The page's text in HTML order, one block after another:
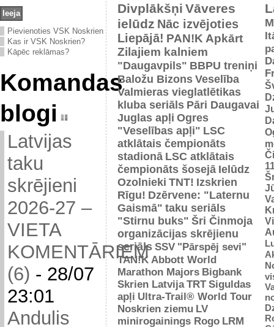
Pievienoties VSK Noskrien
Kas ir VSK Noskrien?
Kāpēc reklāmas?
Komandas
blogi
Latvijas
taku
skrējieni
2026-27 –
VIETA
KOMENTĀRIEM
(6) - 28/07
23:01
Andulis
Divplākšņi Vāveres
ielūdz Nāc izvējoties
Liepājā! PAN!K Apkārt
Zilajiem kalniem
"Daugavpils" BBPU treniņi
Baložu BizonsVeselība
Valmieras vieglatlētikas
kluba seriāls Pāri Daugavai
Juglas apļi Ogres
"Veselības apļi" LSC
atklātais čempionāts
stadionā LSC atklātais
čempionāts šosejā Ielūdz
Ozolnieki TNT! Izskrien
Rīgu! Dzērvene: "Laternu
Gaismā" taku seriāls
"Stirnu buks" Šri Činmoja
organizācijas skrējienu
seriāls SSV "Pārspēj sevi"
TAN!K Abbott World
Marathon Majors Bigbank
Skrien Latvija TRT Siguldas
apļi Ultra-Trail® World Tour
Noskrien ziemu LV
minirogainings Rogo LRM